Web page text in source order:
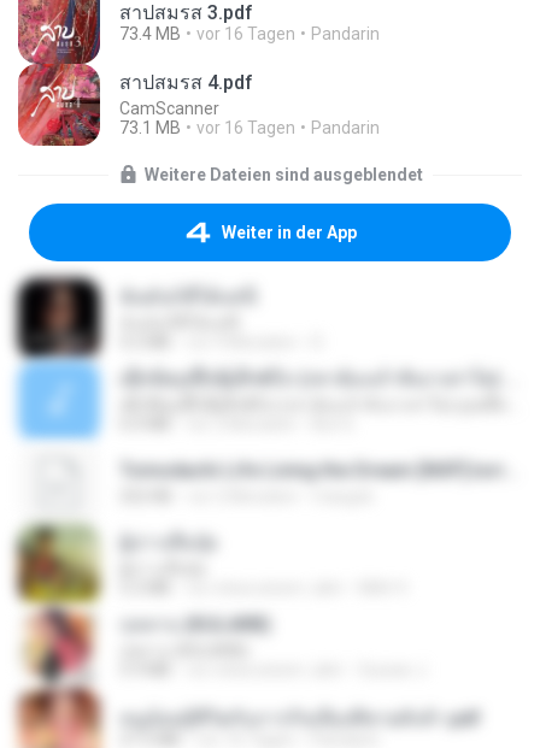
สาปสมรส 3.pdf
73.4 MB vor 16 Tagen Pandarin
สาปสมรส 4.pdf
CamScanner
73.1 MB
vor 16 Tagen Pandarin
Weitere Dateien sind ausgeblendet
Weiter in der App
กุหลาบ (KULARB)
หนูน้อยสู้ชีวิตกับภารกิจเลี้ยงพี่ชายทั้งห้า.pdf